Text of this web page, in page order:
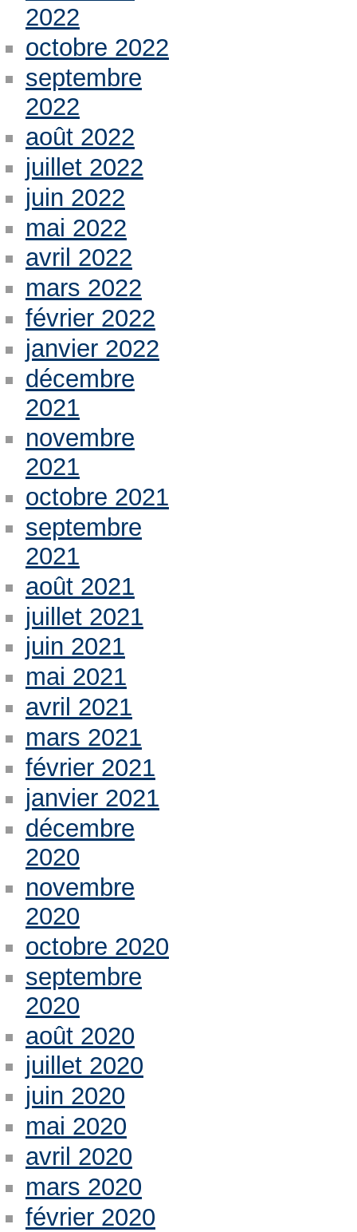
2022
octobre 2022
septembre
2022
août 2022
juillet 2022
juin 2022
mai 2022
avril 2022
mars 2022
février 2022
janvier 2022
décembre
2021
novembre
2021
octobre 2021
septembre
2021
août 2021
juillet 2021
juin 2021
mai 2021
avril 2021
mars 2021
février 2021
janvier 2021
décembre
2020
novembre
2020
octobre 2020
septembre
2020
août 2020
juillet 2020
juin 2020
mai 2020
avril 2020
mars 2020
février 2020